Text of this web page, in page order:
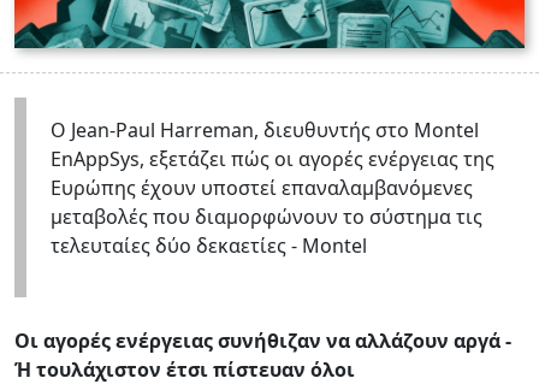
Ο Jean-Paul Harreman, διευθυντής στο Montel
EnAppSys, εξετάζει πώς οι αγορές ενέργειας της
Ευρώπης έχουν υποστεί επαναλαμβανόμενες
μεταβολές που διαμορφώνουν το σύστημα τις
τελευταίες δύο δεκαετίες - Montel
Οι αγορές ενέργειας συνήθιζαν να αλλάζουν αργά -
Ή τουλάχιστον έτσι πίστευαν όλοι